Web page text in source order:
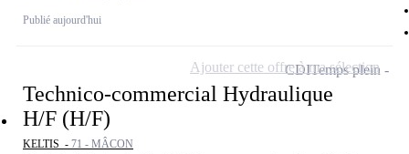
Publié aujourd'hui
Technico-commercial Hydraulique
H/F (H/F)
KELTIS - 71 - MÂCON
CDITemps plein
Ajouter cette offre à ma sélection